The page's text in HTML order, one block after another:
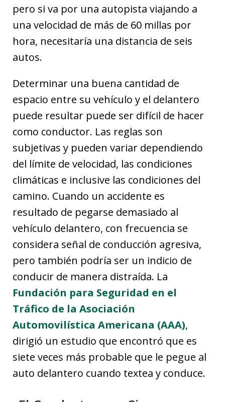
pero si va por una autopista viajando a
una velocidad de más de 60 millas por
hora, necesitaría una distancia de seis
autos.
Determinar una buena cantidad de
espacio entre su vehículo y el delantero
puede resultar puede ser difícil de hacer
como conductor. Las reglas son
subjetivas y pueden variar dependiendo
del límite de velocidad, las condiciones
climáticas e inclusive las condiciones del
camino. Cuando un accidente es
resultado de pegarse demasiado al
vehículo delantero, con frecuencia se
considera señal de conducción agresiva,
pero también podría ser un indicio de
conducir de manera distraída. La
Fundación para Seguridad en el
Tráfico de la Asociación
Automovilística Americana (AAA),
dirigió un estudio que encontró que es
siete veces más probable que le pegue al
auto delantero cuando textea y conduce.